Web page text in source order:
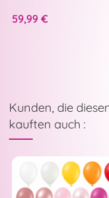
59,99 €
Kunden, die
kauften auch :